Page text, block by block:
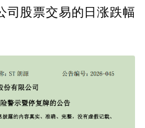
司股票交易的日涨跌幅